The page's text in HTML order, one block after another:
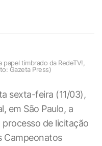
timbrado da RedeTV!,
Gazeta Press)
sexta-feira (11/03),
em São Paulo, a
de licitação
Campeonatos